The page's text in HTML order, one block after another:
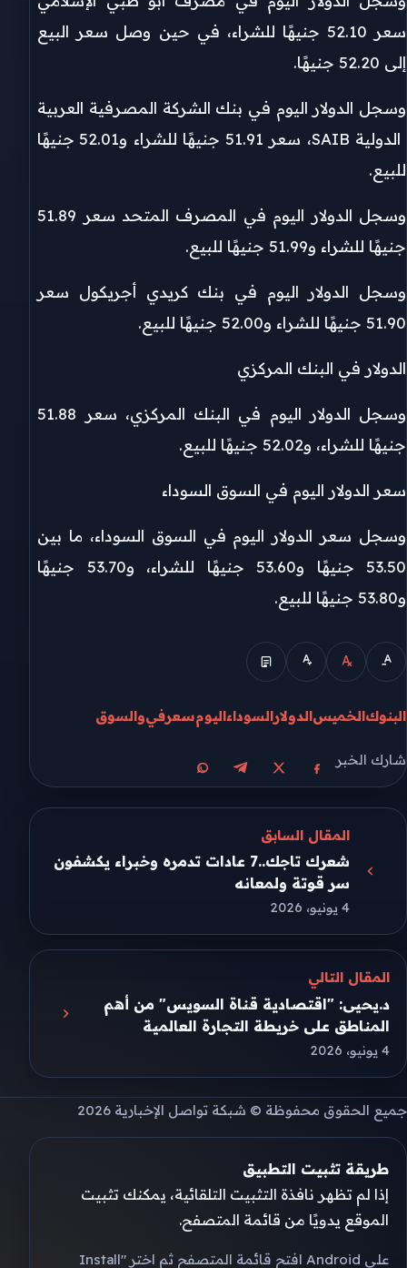
سعر 52.10 جنيهًا للشراء، في حين وصل سعر البيع
إلى 52.20 جنيهًا.
وسجل الدولار اليوم في بنك الشركة المصرفية العربية
الدولية SAIB، سعر 51.91 جنيهًا للشراء و52.01 جنيهًا
للبيع.
وسجل الدولار اليوم في المصرف المتحد سعر 51.89
جنيهًا للشراء و51.99 جنيهًا للبيع.
وسجل الدولار اليوم في بنك كريدي أجريكول سعر
51.90 جنيهًا للشراء و52.00 جنيهًا للبيع.
الدولار في البنك المركزي
وسجل الدولار اليوم في البنك المركزي، سعر 51.88
جنيهًا للشراء، و52.02 جنيهًا للبيع.
سعر الدولار اليوم في السوق السوداء
وسجل سعر الدولار اليوم في السوق السوداء، ما بين
53.50 جنيهًا و53.60 جنيهًا للشراء، و53.70 جنيهًا
و53.80 جنيهًا للبيع.
البنوكالخميسالدولارالسوداءاليومسعرفيوالسوق
شارك الخبر
مشاركة على فيسبوك
مشاركة على Xمشاركة على تيليجرام
مشاركة على واتساب
المقال السابق
شعرك تاجك..7 عادات تدمره وخبراء يكشفون
سر قوتة ولمعانه
4 يونيو، 2026
المقال التالي
د.يحيى: "اقتصادية قناة السويس" من أهم
المناطق على خريطة التجارة العالمية
4 يونيو، 2026
جميع الحقوق محفوظة © شبكة تواصل الإخبارية 2026
طريقة تثبيت التطبيق
إذا لم تظهر نافذة التثبيت التلقائية، يمكنك تثبيت
الموقع يدويًا من قائمة المتصفح.
على Android افتح قائمة المتصفح ثم اختر "Install